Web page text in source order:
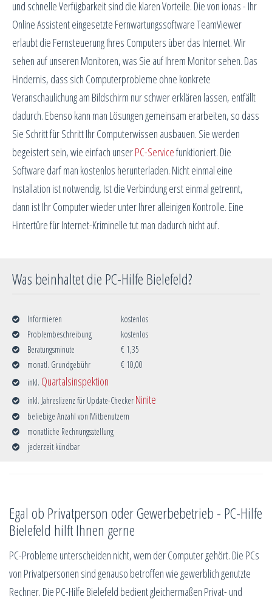
und schnelle Verfügbarkeit sind die klaren Vorteile. Die von ionas - Ihr
Online Assistent eingesetzte Fernwartungssoftware TeamViewer
erlaubt die Fernsteuerung Ihres Computers über das Internet. Wir
sehen auf unseren Monitoren, was Sie auf Ihrem Monitor sehen. Das
Hindernis, dass sich Computerprobleme ohne konkrete
Veranschaulichung am Bildschirm nur schwer erklären lassen, entfällt
dadurch. Ebenso kann man Lösungen gemeinsam erarbeiten, so dass
Sie Schritt für Schritt Ihr Computerwissen ausbauen. Sie werden
begeistert sein, wie einfach unserPC-Servicefunktioniert. Die
Software darf man kostenlos herunterladen. Nicht einmal eine
Installation ist notwendig. Ist die Verbindung erst einmal getrennt,
dann ist Ihr Computer wieder unter Ihrer alleinigen Kontrolle. Eine
Hintertüre für Internet-Kriminelle tut man dadurch nicht auf.
Was beinhaltet die PC-Hilfe Bielefeld?
Informieren
kostenlos
Problembeschreibung
kostenlos
Beratungsminute
€ 1,35
monatl. Grundgebühr
€ 10,00
inkl. Quartalsinspektion
inkl. Jahreslizenz für Update-Checker Ninite
beliebige Anzahl von Mitbenutzern
monatliche Rechnungsstellung
jederzeit kündbar
Egal ob Privatperson oder Gewerbebetrieb - PC-Hilfe
Bielefeld hilft Ihnen gerne
PC-Probleme unterscheiden nicht, wem der Computer gehört. Die PCs
von Privatpersonen sind genauso betroffen wie gewerblich genutzte
Rechner. Die PC-Hilfe Bielefeld bedient gleichermaßen Privat- und